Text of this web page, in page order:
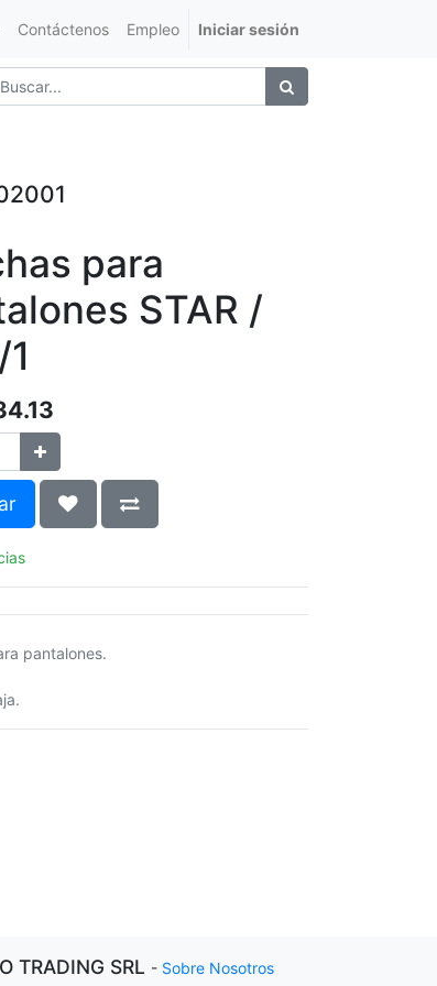
Contáctenos Empleo Iniciar sesión
para
STAR /
pantalones.
TRADING SRL - Sobre Nosotros